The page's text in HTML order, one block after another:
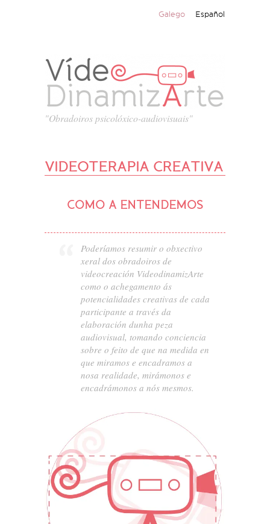
Galego Español
"Obradoiros psicolóxico-audiovisuais"
VIDEOTERAPIA CREATIVA
COMO A ENTENDEMOS
Poderíamos resumir o obxectivo
xeral dos obradoiros de
videocreación VideodinamizArte
como o achegamento ás
potencialidades creativas de cada
participante a través da
elaboración dunha peza
audiovisual, tomando conciencia
sobre o feito de que na medida en
que miramos e encadramos a
nosa realidade, mirámonos e
encadrámonos a nós mesmos.